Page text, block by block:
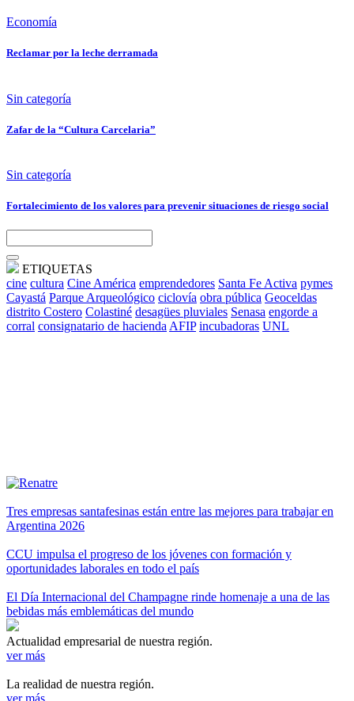
Economía
Reclamar por la leche derramada
Sin categoría
Zafar de la “Cultura Carcelaria”
Sin categoría
Fortalecimiento de los valores para prevenir situaciones de riesgo social
ETIQUETAS
cine cultura Cine América emprendedores Santa Fe Activa pymes
Cayastá Parque Arqueológico ciclovía obra pública Geoceldas
distrito Costero Colastiné desagües pluviales Senasa engorde a
corral consignatario de hacienda AFIP incubadoras UNL
Tres empresas santafesinas están entre las mejores para trabajar en
Argentina 2026
CCU impulsa el progreso de los jóvenes con formación y
oportunidades laborales en todo el país
El Día Internacional del Champagne rinde homenaje a una de las
bebidas más emblemáticas del mundo
Actualidad empresarial de nuestra región.
ver más
La realidad de nuestra región.